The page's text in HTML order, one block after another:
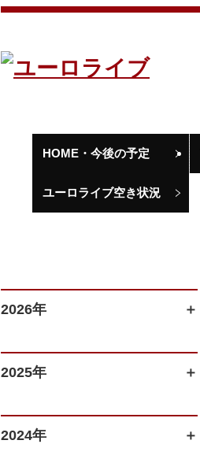
HOME・今後の予定
ユーロライブ空き状況
2026年
2025年
2024年